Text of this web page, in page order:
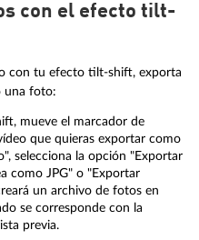
con el efecto tilt-
con tu efecto tilt-shift, exporta
una foto:
mueve el marcador de
que quieras exportar como
selecciona la opción "Exportar
como JPG" o "Exportar
un archivo de fotos en
se corresponde con la
previa.